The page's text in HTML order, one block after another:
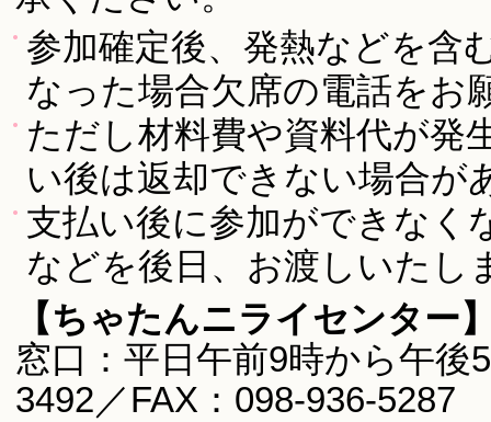
参加確定後、発熱などを含
なった場合欠席の電話をお
ただし材料費や資料代が発
い後は返却できない場合が
支払い後に参加ができなく
などを後日、お渡しいたし
【ちゃたんニライセンター
窓口：平日午前9時から午後
3492／FAX：098-936-5287